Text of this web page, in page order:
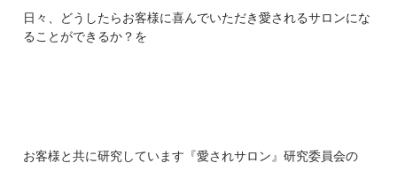
日々、どうしたらお客様に喜んでいただき愛されるサロンにな
ることができるか？を
お客様と共に研究しています『愛されサロン』研究委員会の